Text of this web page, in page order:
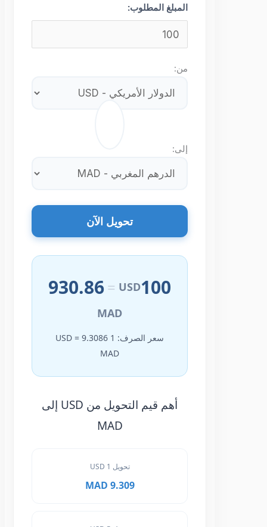
المبلغ المطلوب:
تحويل الآن
100
USD
=
930.86
MAD
سعر الصرف: 1 USD = 9.3086
أهم قيم التحويل من USD إلى
MAD
تحويل 1 USD
9.309 MAD